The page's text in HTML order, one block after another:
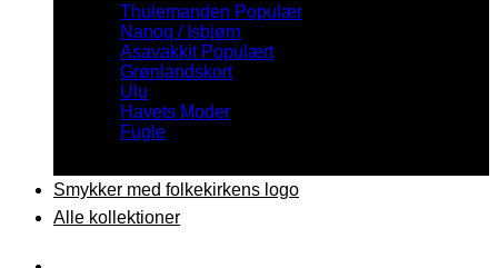
Thulemanden
Nanoq / Isbjørn
Asavakkit
Grønlandskort
Ulu
Havets Moder
Fugle
Smykker med folkekirkens logo
Alle kollektioner